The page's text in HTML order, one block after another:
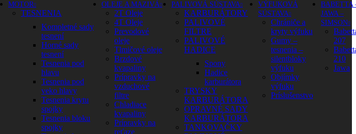
MOTOR
TESNENIA
Kompletné sady
tesnení
Horné sady
tesnení
Tesnenia pod
hlavu
Tesnenia pod
veko hlavy
Tesnenia krytu
spojky
Tesnenia bloku
spojky
OLEJE A MAZIVÁ
2T Oleje
4T Oleje
Prevodové
oleje
Tlmičové oleje
Brzdové
kvapaliny
Prípravky na
vzduchové
filtre
Chladiace
kvapaliny
Prípravky na
reťaze
PALIVOVÁ SÚSTAVA
KARBURÁTORY
PALIVOVÉ
FILTRE
PALIVOVÉ
HADICE
Spony
Hadice
karburátora
TRYSKY
KARBURÁTORA
OPRAVNÉ SADY
KARBURÁTORA
TANKOVAČKY
VÝFUKOVÁ
SÚSTAVA
Chrániče a
kryty výfuku
Gumy –
tesnenia –
silentbloky
výfuku
Objímky
výfuku
Príslušenstvo
BABETTA
JAWA –
SIMSON
207
210
Jawa